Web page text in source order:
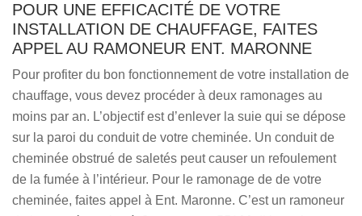
POUR UNE EFFICACITÉ DE VOTRE
INSTALLATION DE CHAUFFAGE, FAITES
APPEL AU RAMONEUR ENT. MARONNE
Pour profiter du bon fonctionnement de votre installation de
chauffage, vous devez procéder à deux ramonages au
moins par an. L’objectif est d’enlever la suie qui se dépose
sur la paroi du conduit de votre cheminée. Un conduit de
cheminée obstrué de saletés peut causer un refoulement
de la fumée à l’intérieur. Pour le ramonage de de votre
cheminée, faites appel à Ent. Maronne. C’est un ramoneur